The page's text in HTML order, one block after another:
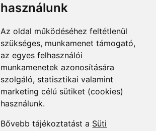
használunk
Az oldal működéséhez feltétlenül
szükséges, munkamenet támogató,
az egyes felhasználói
munkamenetek azonosítására
szolgáló, statisztikai valamint
marketing célú sütiket (cookies)
használunk.
Bővebb tájékoztatást a Süti
ELÉRHETŐSÉGEK
+36 1 880 7600
info@mprx.hu